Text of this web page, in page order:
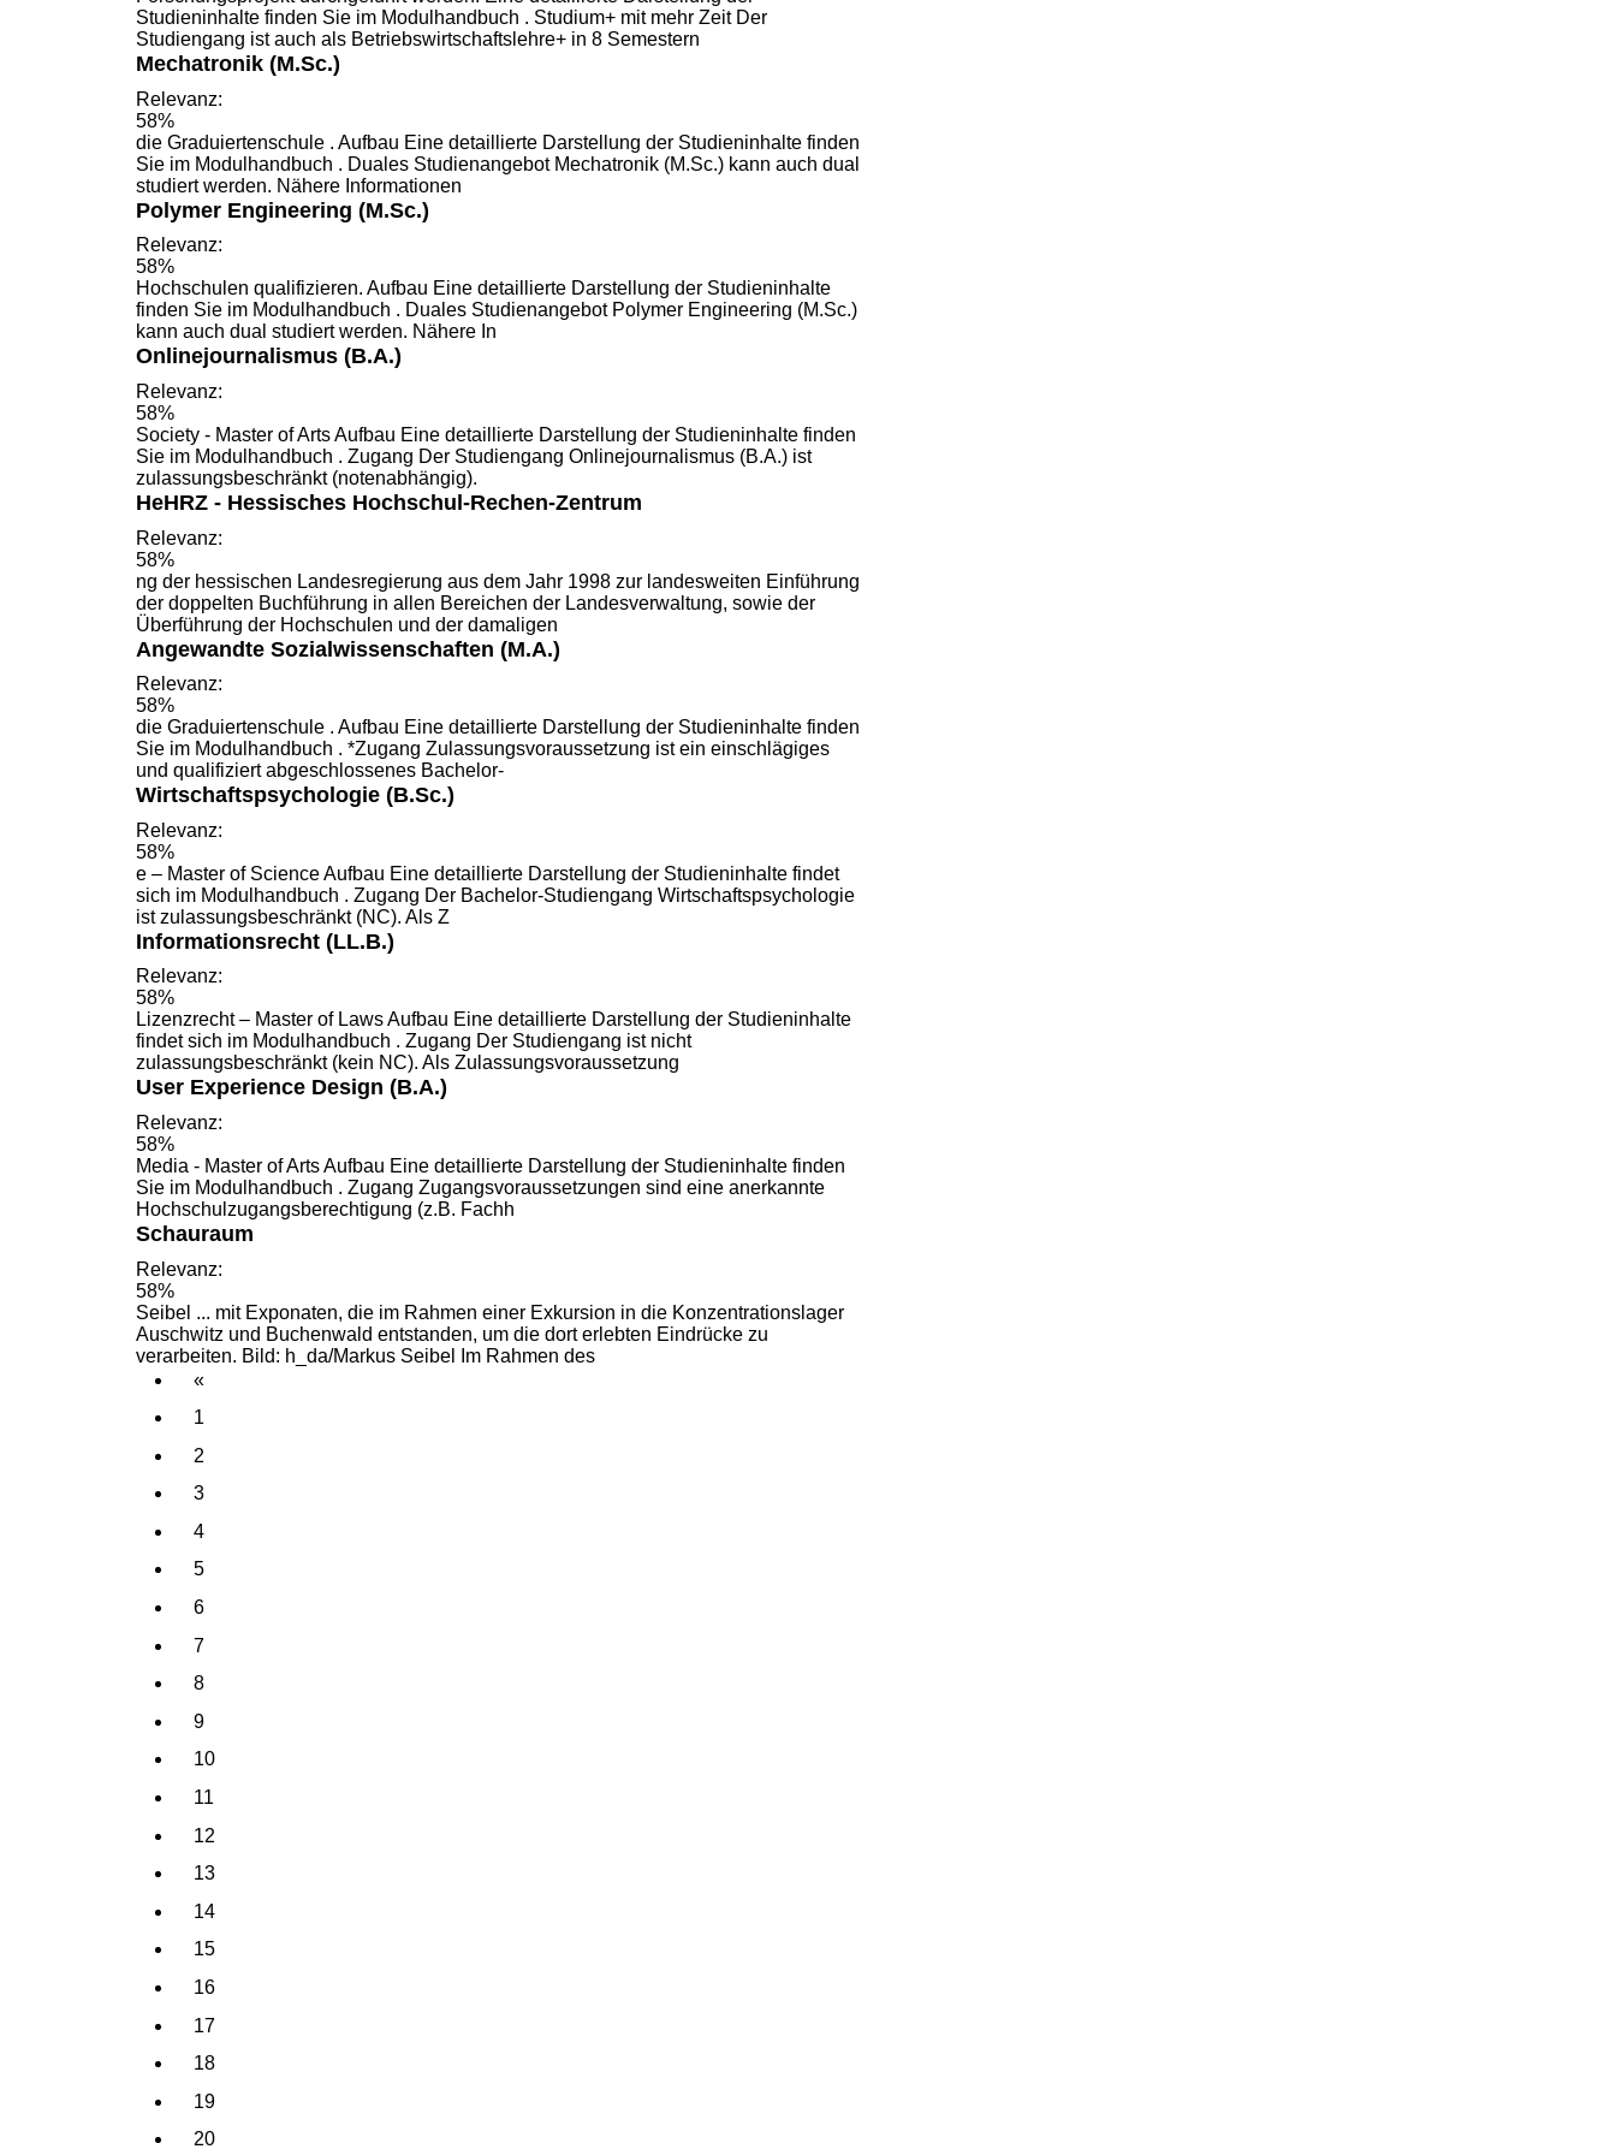
Studieninhalte finden Sie im Modulhandbuch . Studium+ mit mehr Zeit Der
Studiengang ist auch als Betriebswirtschaftslehre+ in 8 Semestern
Mechatronik (M.Sc.)
Relevanz:
58%
die Graduiertenschule . Aufbau Eine detaillierte Darstellung der Studieninhalte finden
Sie im Modulhandbuch . Duales Studienangebot Mechatronik (M.Sc.) kann auch dual
studiert werden. Nähere Informationen
Polymer Engineering (M.Sc.)
Relevanz:
58%
Hochschulen qualifizieren. Aufbau Eine detaillierte Darstellung der Studieninhalte
finden Sie im Modulhandbuch . Duales Studienangebot Polymer Engineering (M.Sc.)
kann auch dual studiert werden. Nähere In
Onlinejournalismus (B.A.)
Relevanz:
58%
Society - Master of Arts Aufbau Eine detaillierte Darstellung der Studieninhalte finden
Sie im Modulhandbuch . Zugang Der Studiengang Onlinejournalismus (B.A.) ist
zulassungsbeschränkt (notenabhängig).
HeHRZ - Hessisches Hochschul-Rechen-Zentrum
Relevanz:
58%
ng der hessischen Landesregierung aus dem Jahr 1998 zur landesweiten Einführung
der doppelten Buchführung in allen Bereichen der Landesverwaltung, sowie der
Überführung der Hochschulen und der damaligen
Angewandte Sozialwissenschaften (M.A.)
Relevanz:
58%
die Graduiertenschule . Aufbau Eine detaillierte Darstellung der Studieninhalte finden
Sie im Modulhandbuch . *Zugang Zulassungsvoraussetzung ist ein einschlägiges
und qualifiziert abgeschlossenes Bachelor-
Wirtschaftspsychologie (B.Sc.)
Relevanz:
58%
e – Master of Science Aufbau Eine detaillierte Darstellung der Studieninhalte findet
sich im Modulhandbuch . Zugang Der Bachelor-Studiengang Wirtschaftspsychologie
ist zulassungsbeschränkt (NC). Als Z
Informationsrecht (LL.B.)
Relevanz:
58%
Lizenzrecht – Master of Laws Aufbau Eine detaillierte Darstellung der Studieninhalte
findet sich im Modulhandbuch . Zugang Der Studiengang ist nicht
zulassungsbeschränkt (kein NC). Als Zulassungsvoraussetzung
User Experience Design (B.A.)
Relevanz:
58%
Media - Master of Arts Aufbau Eine detaillierte Darstellung der Studieninhalte finden
Sie im Modulhandbuch . Zugang Zugangsvoraussetzungen sind eine anerkannte
Hochschulzugangsberechtigung (z.B. Fachh
Schauraum
Relevanz:
58%
Seibel ... mit Exponaten, die im Rahmen einer Exkursion in die Konzentrationslager
Auschwitz und Buchenwald entstanden, um die dort erlebten Eindrücke zu
verarbeiten. Bild: h_da/Markus Seibel Im Rahmen des
«
1
2
3
4
5
6
7
8
9
10
11
12
13
14
15
16
17
18
19
20